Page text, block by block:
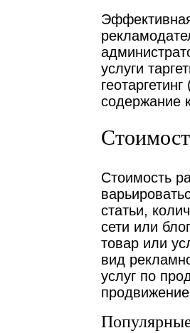
услуги
содержание
Стоимость
статьи,
сети или
товар или
вид
услуг по